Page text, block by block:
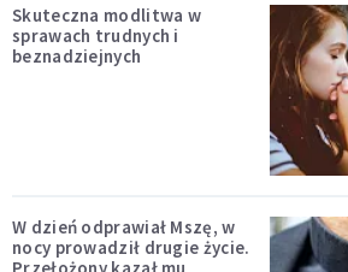
Skuteczna modlitwa w
sprawach trudnych i
beznadziejnych
W dzień odprawiał Mszę, w
nocy prowadził drugie życie.